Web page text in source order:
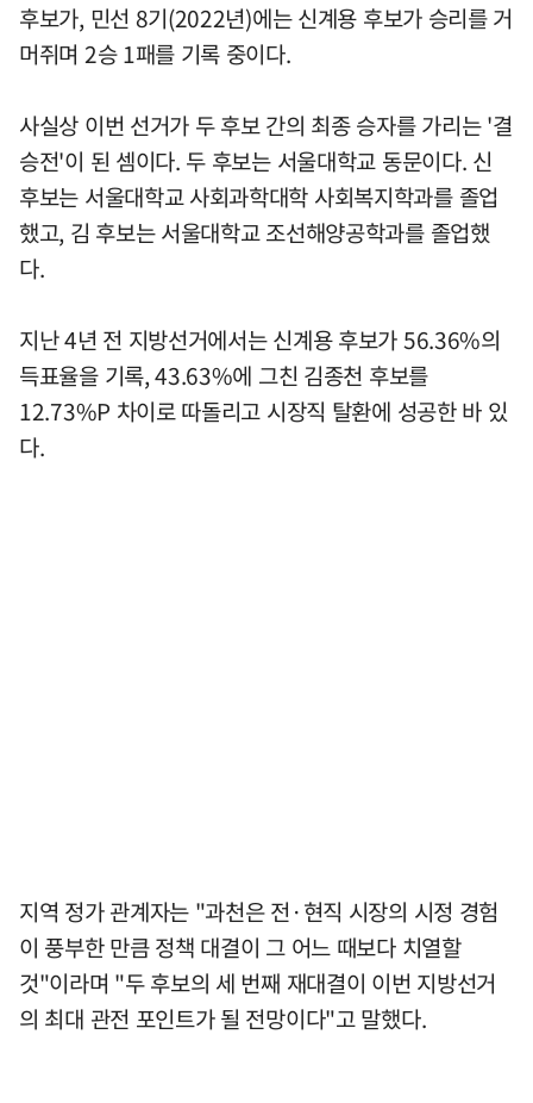
후보가, 민선 8기(2022년)에는 신계용 후보가 승리를 거
머쥐며 2승 1패를 기록 중이다.
사실상 이번 선거가 두 후보 간의 최종 승자를 가리는 '결
승전'이 된 셈이다. 두 후보는 서울대학교 동문이다. 신
후보는 서울대학교 사회과학대학 사회복지학과를 졸업
했고, 김 후보는 서울대학교 조선해양공학과를 졸업했
다.
지난 4년 전 지방선거에서는 신계용 후보가 56.36%의
득표율을 기록, 43.63%에 그친 김종천 후보를
12.73%P 차이로 따돌리고 시장직 탈환에 성공한 바 있
다.
지역 정가 관계자는 "과천은 전·현직 시장의 시정 경험
이 풍부한 만큼 정책 대결이 그 어느 때보다 치열할
것"이라며 "두 후보의 세 번째 재대결이 이번 지방선거
의 최대 관전 포인트가 될 전망이다"고 말했다.